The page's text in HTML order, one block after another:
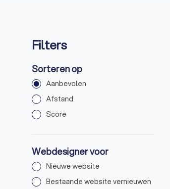
App ontwikkeling
Filters
Sorteren op
Aanbevolen
Afstand
Score
Webdesigner voor
Nieuwe website
Bestaande website vernieuwen